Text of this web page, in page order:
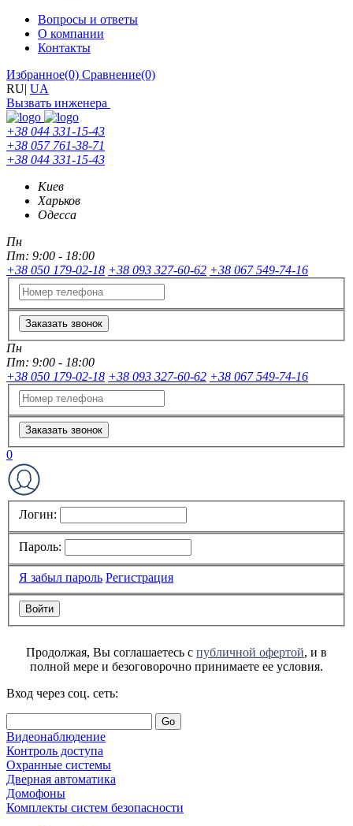
Вопросы и ответы
О компании
Контакты
Избранное(0) Сравнение(0)
RU| UA
Вызвать инженера
+38 044 331-15-43
+38 057 761-38-71
+38 044 331-15-43
Киев
Харьков
Одесса
Пн
Пт: 9:00 - 18:00
+38 050 179-02-18 +38 093 327-60-62 +38 067 549-74-16
Заказать звонок
Пн
Пт: 9:00 - 18:00
+38 050 179-02-18 +38 093 327-60-62 +38 067 549-74-16
Заказать звонок
0
Логин:
Пароль:
Я забыл пароль Регистрация
Продолжая, Вы соглашаетесь с публичной офертой, и в
полной мере и безоговорочно принимаете ее условия.
Вход через соц. сеть:
Go
Видеонаблюдение
Контроль доступа
Охранные системы
Дверная автоматика
Домофоны
Комплекты систем безопасности